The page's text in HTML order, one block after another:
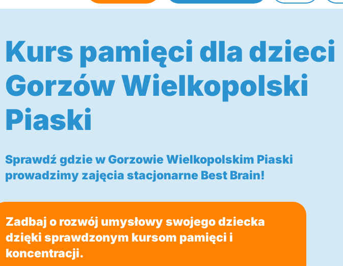
Kurs pamięci dla dzieci
Gorzów Wielkopolski
Piaski
Sprawdź gdzie w Gorzowie Wielkopolskim Piaski
prowadzimy zajęcia stacjonarne Best Brain!
Zadbaj o rozwój umysłowy swojego dziecka
dzięki sprawdzonym kursom pamięci i
koncentracji.